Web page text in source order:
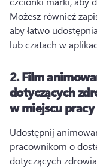
Możesz również
aby łatwo
lub czatach w
2.Film
dotyczących
w miejscu pracy
Udostępnij
pracownikom o
dotyczących